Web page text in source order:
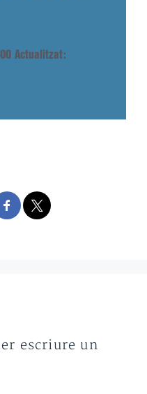
Actualitzat:
escriure un